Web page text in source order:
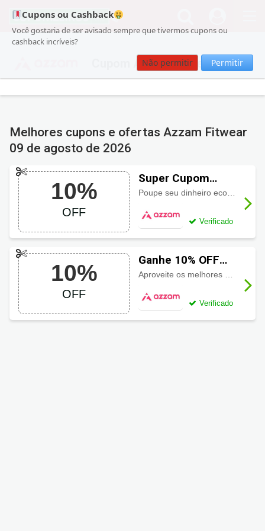
Cupons ou Cashback
Você gostaria de ser avisado sempre que tivermos cupons ou
cashback incríveis?
Não permitir Permitir
Cupom Azzam Fitwear
Melhores cupons e ofertas Azzam Fitwear
09 de agosto de 2026
10%
OFF
Super Cupom
Azzam Fitwear
Verificado
10%
OFF
Ganhe 10% OFF
usando Cupom
Verificado